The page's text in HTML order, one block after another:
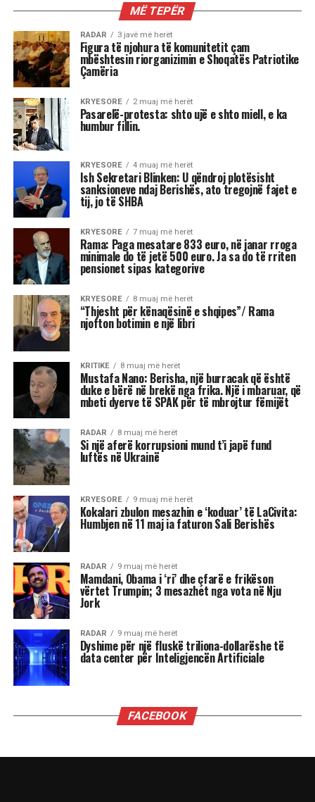
MË TEPËR
RADAR 3 javë më herët
Figura të njohura të komunitetit çam
mbështesin riorganizimin e Shoqatës Patriotike
Çamëria
KRYESORE 2 muaj më herët
Pasarelë-protesta: shto ujë e shto miell, e ka
humbur fillin.
KRYESORE 4 muaj më herët
Ish Sekretari Blinken: U qëndroj plotësisht
sanksioneve ndaj Berishës, ato tregojnë fajet e
tij, jo të SHBA
KRYESORE 7 muaj më herët
Rama: Paga mesatare 833 euro, në janar rroga
minimale do të jetë 500 euro. Ja sa do të rriten
pensionet sipas kategorive
KRYESORE 8 muaj më herët
“Thjesht për kënaqësinë e shqipes”/ Rama
njofton botimin e një libri
KRITIKE 8 muaj më herët
Mustafa Nano: Berisha, një burracak që është
duke e bërë në brekë nga frika. Një i mbaruar, që
mbeti dyerve të SPAK për të mbrojtur fëmijët
RADAR 8 muaj më herët
Si një aferë korrupsioni mund t’i japë fund
luftës në Ukrainë
KRYESORE 9 muaj më herët
Kokalari zbulon mesazhin e ‘koduar’ të LaCivita:
Humbjen në 11 maj ia faturon Sali Berishës
RADAR 9 muaj më herët
Mamdani, Obama i ‘ri’ dhe çfarë e frikëson
vërtet Trumpin; 3 mesazhet nga vota në Nju
Jork
RADAR 9 muaj më herët
Dyshime për një fluskë triliona-dollarëshe të
data center për Inteligjencën Artificiale
FACEBOOK